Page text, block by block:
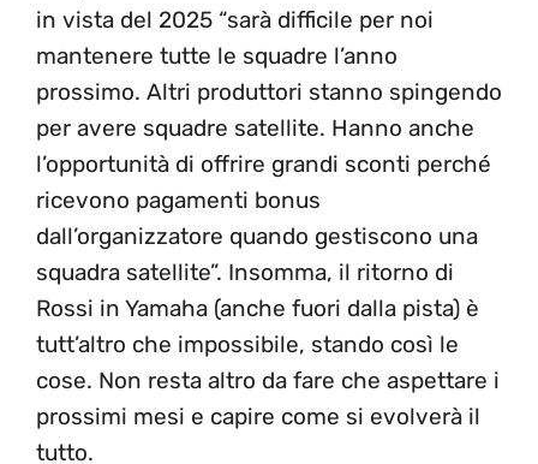
in vista del 2025 “sarà difficile per noi
mantenere tutte le squadre l’anno
prossimo. Altri produttori stanno spingendo
per avere squadre satellite. Hanno anche
l’opportunità di offrire grandi sconti perché
ricevono pagamenti bonus
dall’organizzatore quando gestiscono una
squadra satellite”. Insomma, il ritorno di
Rossi in Yamaha (anche fuori dalla pista) è
tutt’altro che impossibile, stando così le
cose. Non resta altro da fare che aspettare i
prossimi mesi e capire come si evolverà il
tutto.